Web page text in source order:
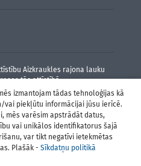
izmantojam tādas tehnoloģijas kā
vai piekļūtu informācijai jūsu ierīcē.
mēs varēsim apstrādāt datus,
vai unikālos identifikatorus šajā
var tikt negatīvi ietekmētas
Plašāk - Sīkdatņu politikā
Aizkraukles rajona lauku
tās attīstībā.